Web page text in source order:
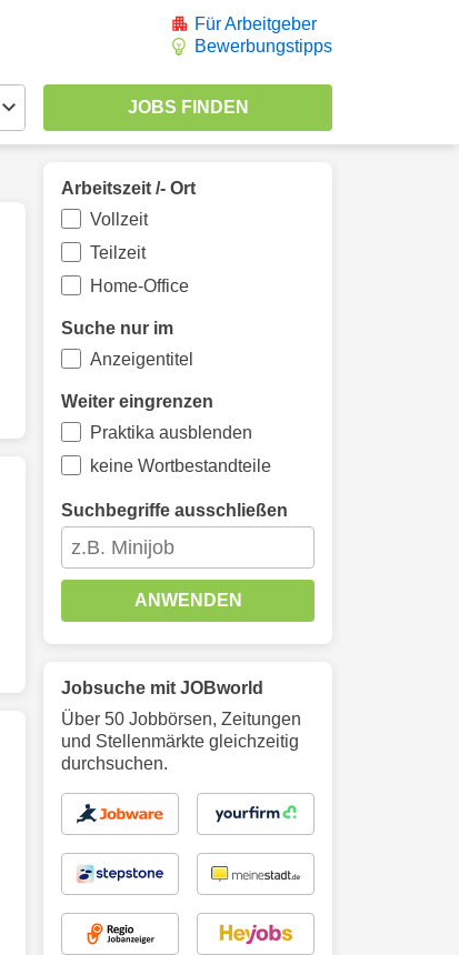
Für Arbeitgeber
Bewerbungstipps
Arbeitszeit /- Ort
Vollzeit
Teilzeit
Home-Office
Suche nur im
Anzeigentitel
Weiter eingrenzen
Praktika ausblenden
keine Wortbestandteile
Suchbegriffe ausschließen
ANWENDEN
Jobsuche mit JOBworld
Über 50 Jobbörsen, Zeitungen
und Stellenmärkte gleichzeitig
durchsuchen.